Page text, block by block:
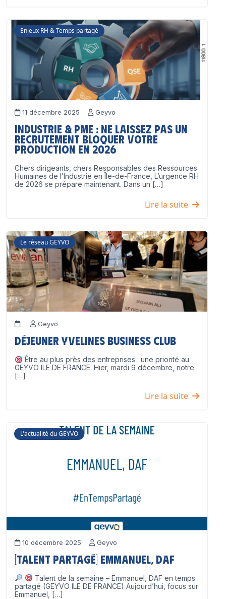
Enjeux RH & Temps partagé
11 décembre 2025 Geyvo
Industrie & PME : ne laissez pas un
recrutement bloquer votre
production en 2026
Chers dirigeants, chers Responsables des Ressources
Humaines de l’Industrie en Île-de-France, L’urgence RH
de 2026 se prépare maintenant. Dans un […]
Lire la suite
Le réseau GEYVO
Geyvo
Déjeuner Yvelines Business Club
Être au plus près des entreprises : une priorité au
GEYVO ILE DE FRANCE. Hier, mardi 9 décembre, notre
[…]
Lire la suite
L'actualité du GEYVO
10 décembre 2025 Geyvo
[Talent partagé] Emmanuel, DAF
Talent de la semaine – Emmanuel, DAF en temps
partagé (GEYVO ILE DE FRANCE) Aujourd’hui, focus sur
Emmanuel, […]